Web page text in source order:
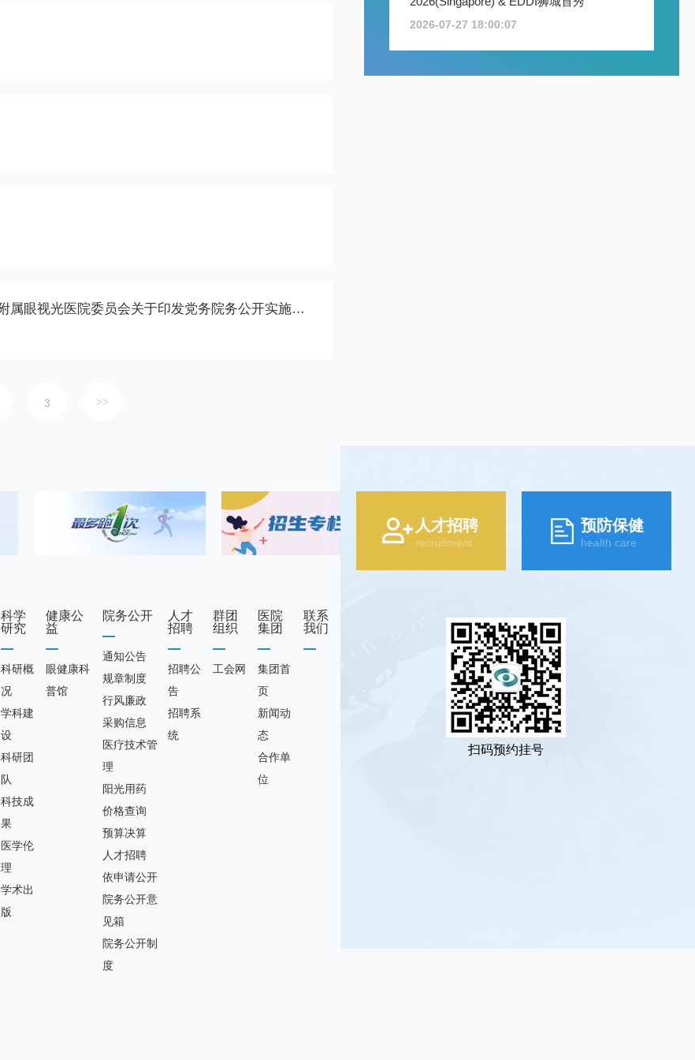
中共温州医科大学眼视光学院（生物医学工程学院）、附属眼视光医院委员会关于印发党务院务公开实施细则的通知
3
2026-07-27 18:00:07
科学
研究
科研概
况
学科建
设
科研团
队
科技成
果
医学伦
理
学术出
版
健康公
益
眼健康科
普馆
院务公开
通知公告
规章制度
行风廉政
采购信息
医疗技术管
理
阳光用药
价格查询
预算决算
人才招聘
依申请公开
院务公开意
见箱
院务公开制
度
人才
招聘
招聘公
告
招聘系
统
群团
组织
工会网
医院
集团
集团首
页
新闻动
态
合作单
位
联系
我们
人才招聘
recruitment
预防保健
health care
扫码预约挂号